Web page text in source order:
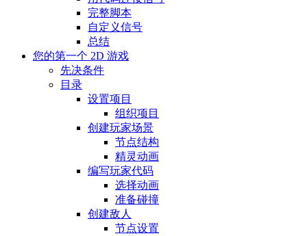
完整脚本
自定义信号
总结
您的第一个 2D 游戏
先决条件
目录
设置项目
组织项目
创建玩家场景
节点结构
精灵动画
编写玩家代码
选择动画
准备碰撞
创建敌人
节点设置